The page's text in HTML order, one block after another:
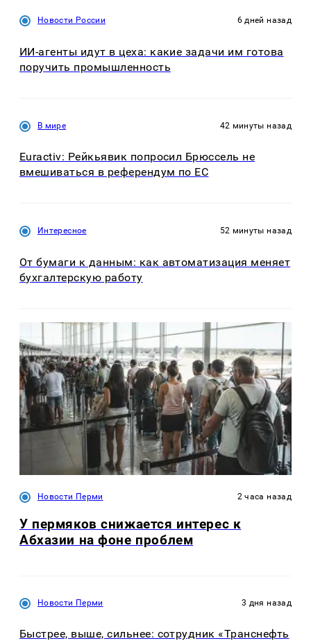
Новости России 6 дней назад
ИИ-агенты идут в цеха: какие задачи им готова
поручить промышленность
В мире 42 минуты назад
Euractiv: Рейкьявик попросил Брюссель не
вмешиваться в референдум по ЕС
Интересное 52 минуты назад
От бумаги к данным: как автоматизация меняет
бухгалтерскую работу
Новости Перми 2 часа назад
У пермяков снижается интерес к
Абхазии на фоне проблем
Новости Перми 3 дня назад
Быстрее, выше, сильнее: сотрудник «Транснефть